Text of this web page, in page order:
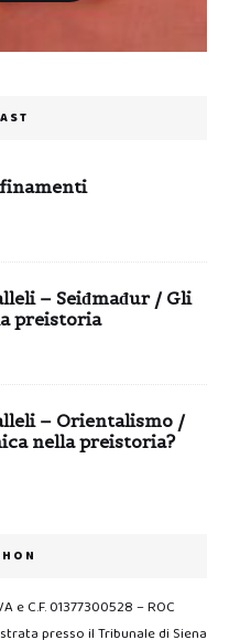
– Seiđmađur / Gli
preistoria
– Orientalismo /
nella preistoria?
e C.F. 01377300528 – ROC
presso il Tribunale di Siena